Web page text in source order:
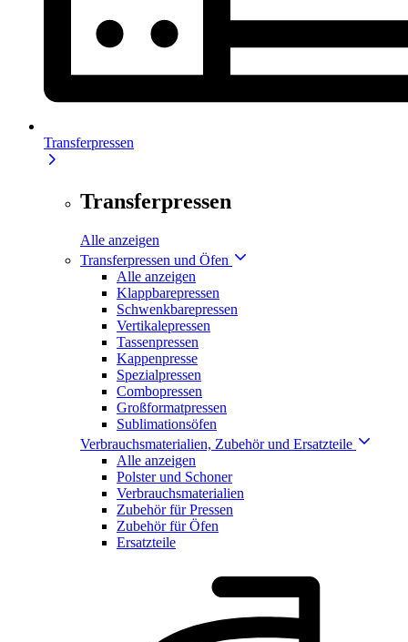
Transferpressen
Transferpressen
Alle anzeigen
Transferpressen und Öfen
Alle anzeigen
Klappbarepressen
Schwenkbarepressen
Vertikalepressen
Tassenpressen
Kappenpresse
Spezialpressen
Combopressen
Großformatpressen
Sublimationsöfen
Verbrauchsmaterialien, Zubehör und Ersatzteile
Alle anzeigen
Polster und Schoner
Verbrauchsmaterialien
Zubehör für Pressen
Zubehör für Öfen
Ersatzteile